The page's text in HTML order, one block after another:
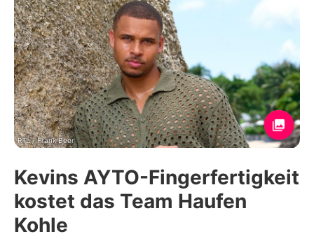
Stars
Filme & Serien
Lifestyle
Familie & Liebe
Promiflash Exklusiv
Alle Themen auf Promiflash
RTL / Frank Beer
Kevins AYTO-Fingerfertigkeit
kostet das Team Haufen
Kohle